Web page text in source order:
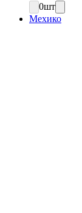
0шт
Мехико